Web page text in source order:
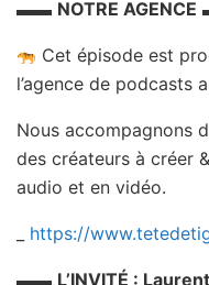
▬▬ NOTRE AGENCE
Cet épisode est
l’agence de podcasts
Nous accompagnons
des créateurs à créer
audio et en vidéo.
https://
▬▬ L’INVITÉ :